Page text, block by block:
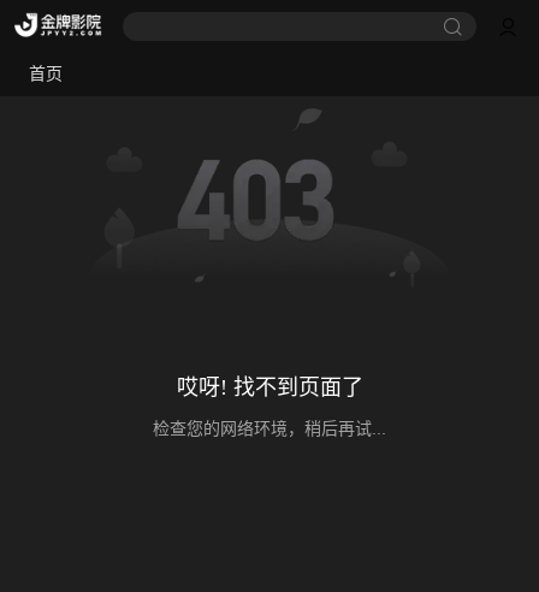
首页
哎呀! 找不到页面了
检查您的网络环境，稍后再试...